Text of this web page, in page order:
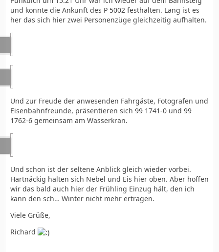
und konnte die Ankunft des P 5002 festhalten. Lang ist es
her das sich hier zwei Personenzüge gleichzeitig aufhalten.
Und zur Freude der anwesenden Fahrgäste, Fotografen und
Eisenbahnfreunde, präsentieren sich 99 1741-0 und 99
1762-6 gemeinsam am Wasserkran.
Und schon ist der seltene Anblick gleich wieder vorbei.
Hartnäckig halten sich Nebel und Eis hier oben. Aber hoffen
wir das bald auch hier der Frühling Einzug hält, den ich
kann den sch… Winter nicht mehr ertragen.
Viele Grüße,
Richard